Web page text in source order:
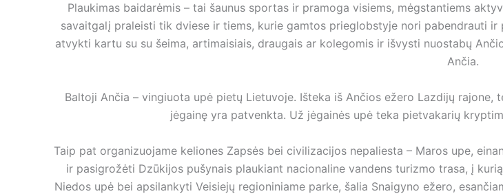
Plaukimas baidarėmis – tai šaunus sportas ir pramoga visiems, mėgstantiems
savaitgalį praleisti tik dviese ir tiems, kurie gamtos prieglobstyje nori pabendrauti
atvykti kartu su su šeima, artimaisiais, draugais ar kolegomis ir išvysti nuostabų
Ančia.
Baltoji Ančia – vingiuota upė pietų Lietuvoje. Išteka iš Ančios ežero Lazdijų
jėgainę yra patvenkta. Už jėgainės upė teka pietvakarių
Taip pat organizuojame keliones Zapsės bei civilizacijos nepaliesta – Maros upe,
ir pasigrožėti Dzūkijos pušynais plaukiant nacionaline vandens turizmo trasa, į
Niedos upė bei apsilankyti Veisiejų regioniniame parke, šalia Snaigyno ežero,